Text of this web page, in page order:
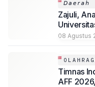
𝘋𝘢𝘦𝘳𝘢𝘩
Zajuli,
08 Agustus
Timnas
AFF